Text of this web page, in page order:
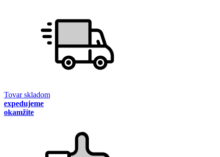
Tovar skladom
expedujeme
okamžite